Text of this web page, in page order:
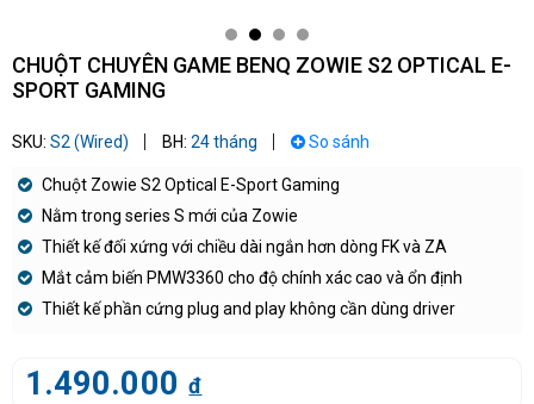
CHUỘT CHUYÊN GAME BENQ ZOWIE S2 OPTICAL E-
SPORT GAMING
SKU: S2 (Wired) BH: 24 tháng So sánh
Chuột Zowie S2 Optical E-Sport Gaming
Nằm trong series S mới của Zowie
Thiết kế đối xứng với chiều dài ngắn hơn dòng FK và ZA
Mắt cảm biến PMW3360 cho độ chính xác cao và ổn định
Thiết kế phần cứng plug and play không cần dùng driver
1.490.000 đ